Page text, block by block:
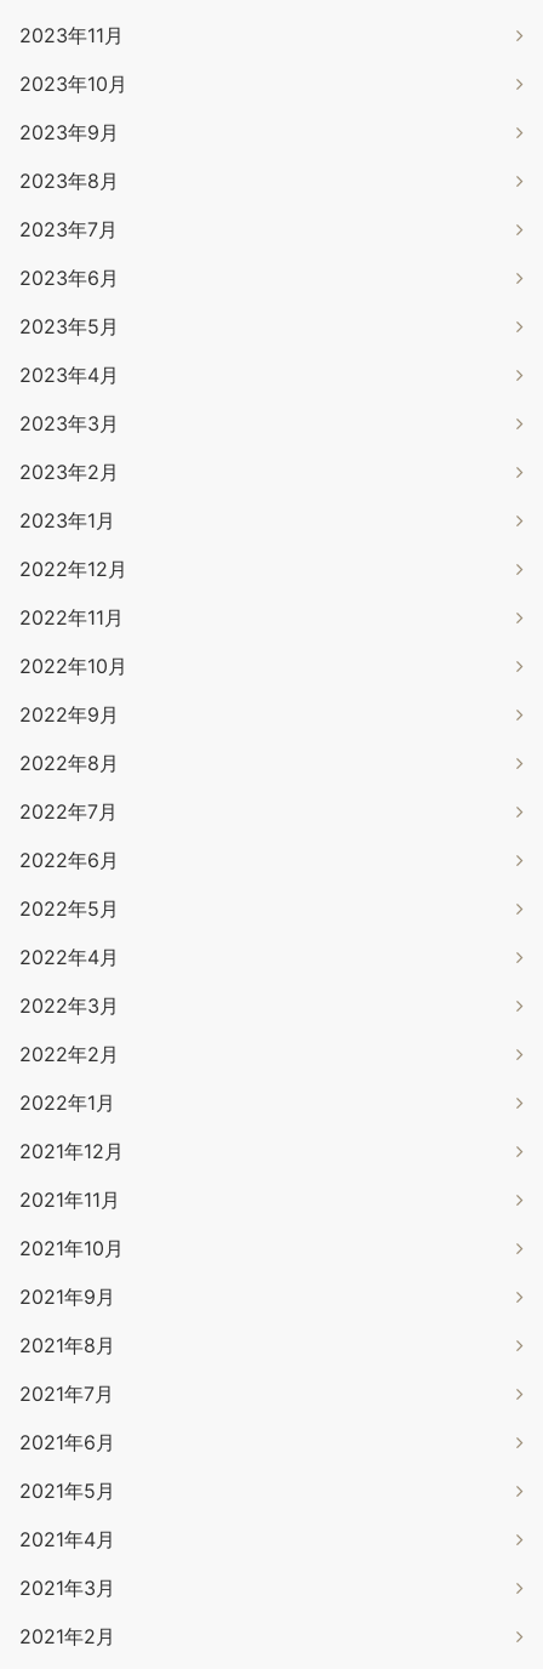
2023年11月
2023年10月
2023年9月
2023年8月
2023年7月
2023年6月
2023年5月
2023年4月
2023年3月
2023年2月
2023年1月
2022年12月
2022年11月
2022年10月
2022年9月
2022年8月
2022年7月
2022年6月
2022年5月
2022年4月
2022年3月
2022年2月
2022年1月
2021年12月
2021年11月
2021年10月
2021年9月
2021年8月
2021年7月
2021年6月
2021年5月
2021年4月
2021年3月
2021年2月